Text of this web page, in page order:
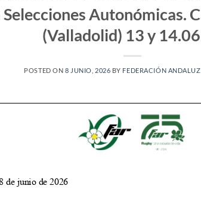
Selecciones Autonómicas.
(Valladolid) 13 y
POSTED ON 8 JUNIO, 2026 BY FEDERACIÓN